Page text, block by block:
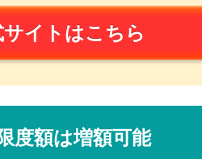
サイトはこちら
度額は増額可能